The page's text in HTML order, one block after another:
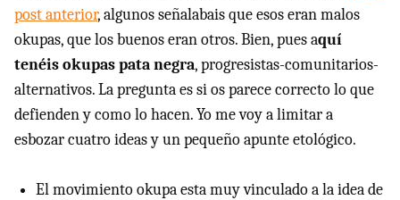
post anterior, algunos señalabais que esos eran malos
okupas, que los buenos eran otros. Bien, pues aquí
tenéis okupas pata negra, progresistas-comunitarios-
alternativos. La pregunta es si os parece correcto lo que
defienden y como lo hacen. Yo me voy a limitar a
esbozar cuatro ideas y un pequeño apunte etológico.
El movimiento okupa esta muy vinculado a la idea de